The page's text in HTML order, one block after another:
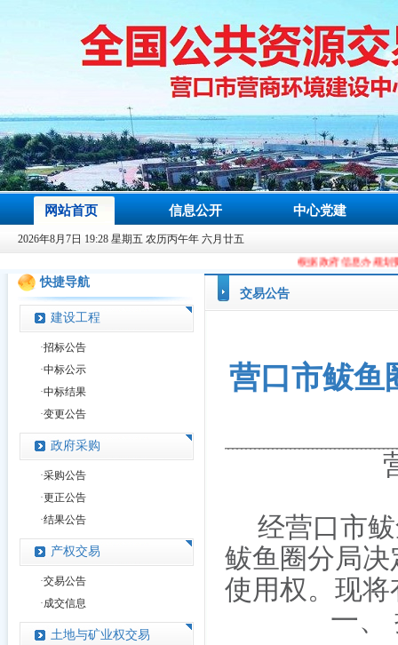
网站首页 信息公开 中心党建
2026年8月7日 19:28 星期五 农历丙午年 六月廿五
根据政府信息办规划要求，从
快捷导航
建设工程
·招标公告
·中标公示
·中标结果
·变更公告
政府采购
·采购公告
·更正公告
·结果公告
产权交易
·交易公告
·成交信息
土地与矿业权交易
交易公告
营口市鲅鱼
经营口市
鲅鱼圈分局
使用权。现
一、